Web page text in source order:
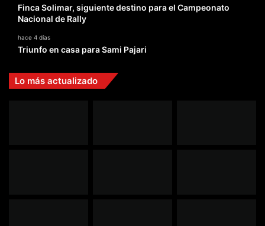
Finca Solimar, siguiente destino para el Campeonato
Nacional de Rally
hace 4 días
Triunfo en casa para Sami Pajari
Lo más actualizado